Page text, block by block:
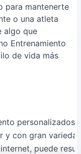
para mantenerte
o una atleta
algo que
Entrenamiento
de vida más
y con gran
puede